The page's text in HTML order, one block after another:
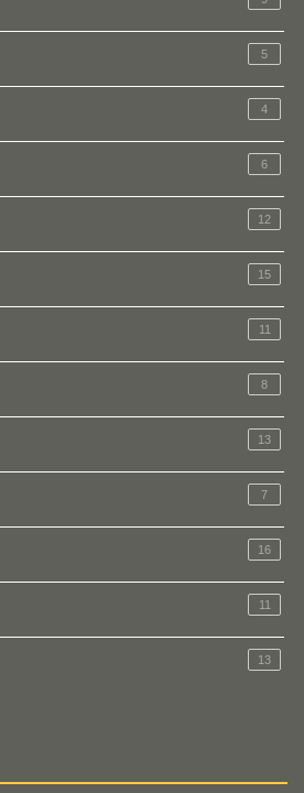
5
4
6
12
15
11
8
13
7
16
11
13